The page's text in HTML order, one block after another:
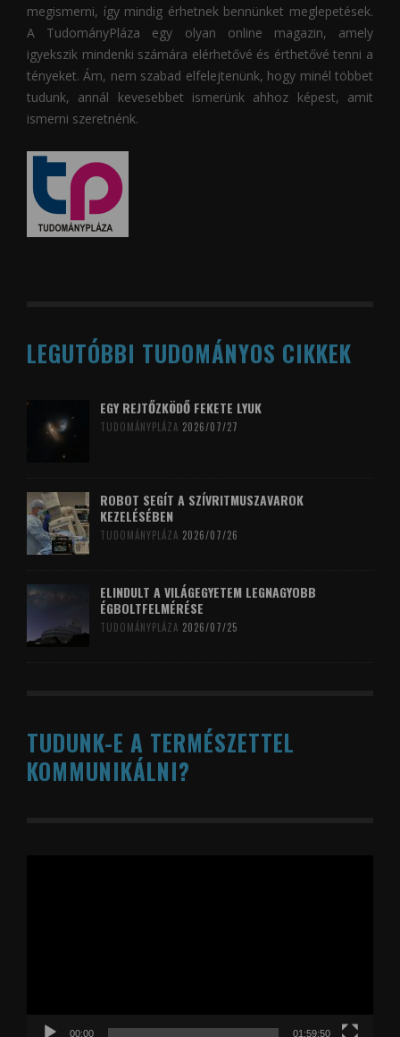
megismerni, így mindig érhetnek bennünket meglepetések.
A TudományPláza egy olyan online magazin, amely
igyekszik mindenki számára elérhetővé és érthetővé tenni a
tényeket. Ám, nem szabad elfelejtenünk, hogy minél többet
tudunk, annál kevesebbet ismerünk ahhoz képest, amit
ismerni szeretnénk.
LEGUTÓBBI TUDOMÁNYOS CIKKEK
EGY REJTŐZKÖDŐ FEKETE LYUK
TUDOMÁNYPLÁZA 2026/07/27
ROBOT SEGÍT A SZÍVRITMUSZAVAROK
KEZELÉSÉBEN
TUDOMÁNYPLÁZA 2026/07/26
ELINDULT A VILÁGEGYETEM LEGNAGYOBB
ÉGBOLTFELMÉRÉSE
TUDOMÁNYPLÁZA 2026/07/25
TUDUNK-E A TERMÉSZETTEL
KOMMUNIKÁLNI?
00:00 01:59:50